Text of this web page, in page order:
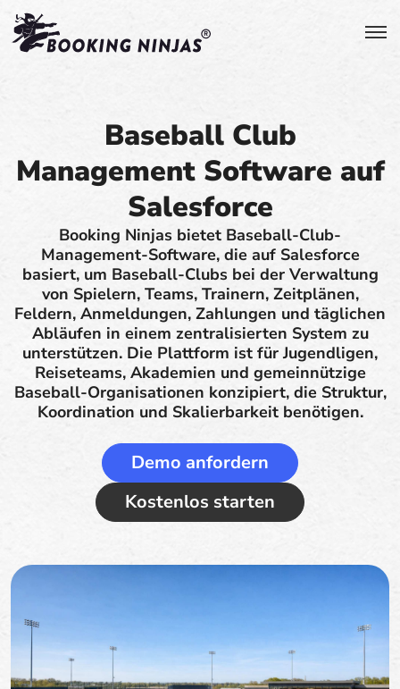
Baseball Club
Management Software auf
Salesforce
Booking Ninjas bietet Baseball-Club-
Management-Software, die auf Salesforce
basiert, um Baseball-Clubs bei der Verwaltung
von Spielern, Teams, Trainern, Zeitplänen,
Feldern, Anmeldungen, Zahlungen und täglichen
Abläufen in einem zentralisierten System zu
unterstützen. Die Plattform ist für Jugendligen,
Reiseteams, Akademien und gemeinnützige
Baseball-Organisationen konzipiert, die Struktur,
Koordination und Skalierbarkeit benötigen.
Demo anfordern
Kostenlos starten